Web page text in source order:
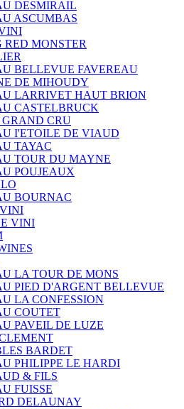
DESMIRAIL
ASCUMBAS
RED MONSTER
BELLEVUE FAVEREAU
DE MIHOUDY
LARRIVET HAUT BRION
CASTELBRUCK
CRU
I'ETOILE DE VIAUD
TAYAC
TOUR DU MAYNE
POUJEAUX
BOURNAC
VINI
LA TOUR DE MONS
PIED D'ARGENT BELLEVUE
LA CONFESSION
COUTET
PAVEIL DE LUZE
BARDET
PHILIPPE LE HARDI
& FILS
FUISSE
DELAUNAY